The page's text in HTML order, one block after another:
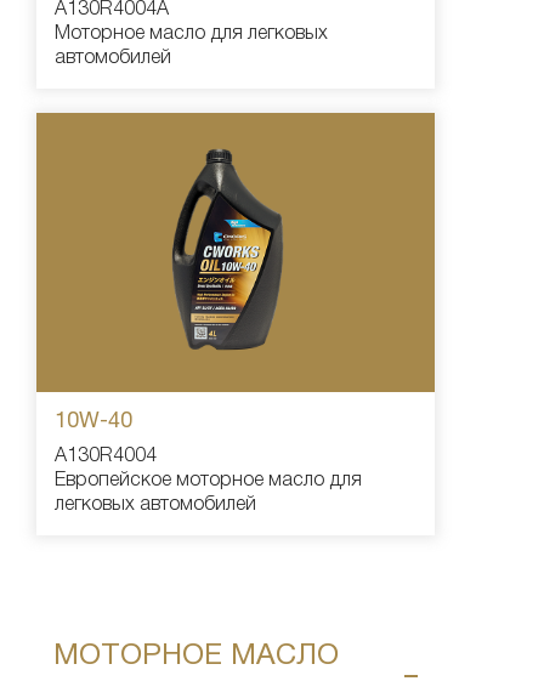
A130R4004A
Моторное масло для легковых
автомобилей
10W-40
A130R4004
Европейское моторное масло для
легковых автомобилей
МОТОРНОЕ МАСЛО